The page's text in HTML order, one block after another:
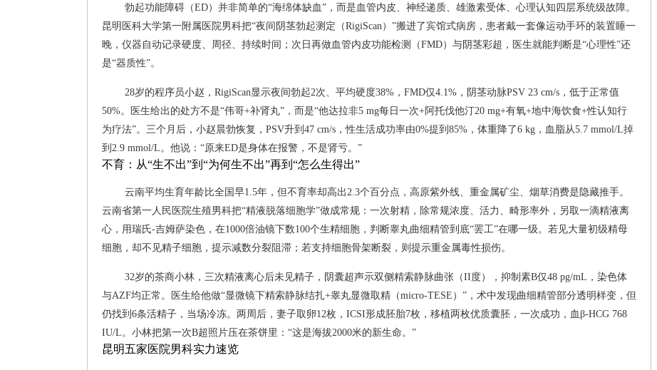
勃起功能障碍（ED）并非简单的“海绵体缺血”，而是血管内皮、神经递质、雄激素受体、心理认知四层系统级故障。
昆明医科大学第一附属医院男科把“夜间阴茎勃起测定（RigiScan）”搬进了宾馆式病房，患者戴一套像运动手环的装置睡一
晚，仪器自动记录硬度、周径、持续时间；次日再做血管内皮功能检测（FMD）与阴茎彩超，医生就能判断是“心理性”还
是“器质性”。
28岁的程序员小赵，RigiScan显示夜间勃起2次、平均硬度38%，FMD仅4.1%，阴茎动脉PSV 23 cm/s，低于正常值
50%。医生给出的处方不是“伟哥+补肾丸”，而是“他达拉非5 mg每日一次+阿托伐他汀20 mg+有氧+地中海饮食+性认知行
为疗法”。三个月后，小赵晨勃恢复，PSV升到47 cm/s，性生活成功率由0%提到85%，体重降了6 kg，血脂从5.7 mmol/L掉
到2.9 mmol/L。他说：“原来ED是身体在报警，不是肾亏。”
不育：从“生不出”到“为何生不出”再到“怎么生得出”
云南平均生育年龄比全国早1.5年，但不育率却高出2.3个百分点，高原紫外线、重金属矿尘、烟草消费是隐藏推手。
云南省第一人民医院生殖男科把“精液脱落细胞学”做成常规：一次射精，除常规浓度、活力、畸形率外，另取一滴精液离
心，用瑞氏-吉姆萨染色，在1000倍油镜下数100个生精细胞，判断睾丸曲细精管到底“罢工”在哪一级。若见大量初级精母
细胞，却不见精子细胞，提示减数分裂阻滞；若支持细胞骨架断裂，则提示重金属毒性损伤。
32岁的茶商小林，三次精液离心后未见精子，阴囊超声示双侧精索静脉曲张（II度），抑制素B仅48 pg/mL，染色体
与AZF均正常。医生给他做“显微镜下精索静脉结扎+睾丸显微取精（micro-TESE）”，术中发现曲细精管部分透明样变，但
仍找到6条活精子，当场冷冻。两周后，妻子取卵12枚，ICSI形成胚胎7枚，移植两枚优质囊胚，一次成功，血β-HCG 768
IU/L。小林把第一次B超照片压在茶饼里：“这是海拔2000米的新生命。”
昆明五家医院男科实力速览